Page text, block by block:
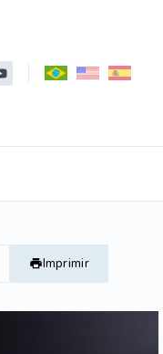
Imprimir